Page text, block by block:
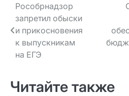
Навигация
по записям
Рособрнадзор
запретил обыски
и прикосновения
к выпускникам
на ЕГЭ
Читайте также